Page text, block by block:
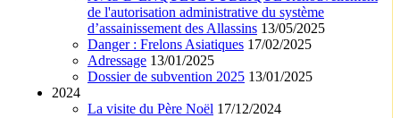
de l'autorisation administrative du système
d’assainissement des Allassins 13/05/2025
Danger : Frelons Asiatiques 17/02/2025
Adressage 13/01/2025
Dossier de subvention 2025 13/01/2025
2024
La visite du Père Noël 17/12/2024